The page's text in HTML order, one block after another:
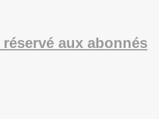
aux abonnés